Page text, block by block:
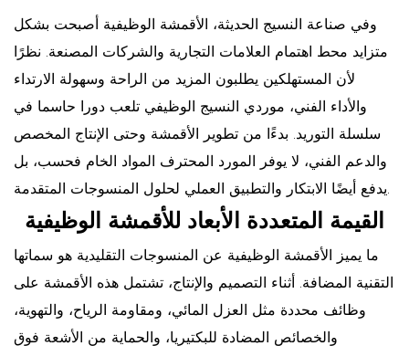
وفي صناعة النسيج الحديثة، الأقمشة الوظيفية
أصبحت بشكل
متزايد محط اهتمام العلامات التجارية والشركات المصنعة. نظرًا
لأن المستهلكين يطلبون المزيد من الراحة وسهولة الارتداء
والأداء الفني، موردي النسيج الوظيفي تلعب دورا حاسما في
سلسلة التوريد. بدءًا من تطوير الأقمشة وحتى الإنتاج المخصص
والدعم الفني، لا يوفر المورد المحترف المواد الخام فحسب، بل
القيمة المتعددة الأبعاد للأقمشة الوظيفية
ما يميز الأقمشة الوظيفية عن المنسوجات التقليدية هو سماتها
التقنية المضافة. أثناء التصميم والإنتاج، تشتمل هذه الأقمشة على
وظائف محددة مثل العزل المائي، ومقاومة الرياح، والتهوية،
والخصائص المضادة للبكتيريا، والحماية من الأشعة فوق